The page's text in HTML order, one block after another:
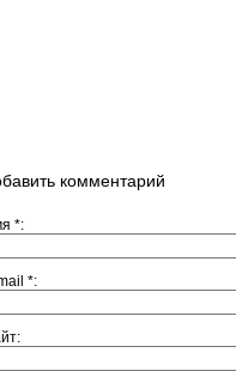
комментарий
*
*